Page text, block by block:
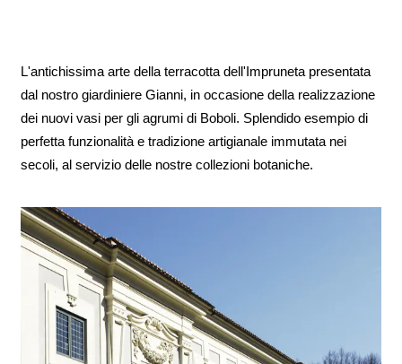
L'antichissima arte della terracotta dell'Impruneta presentata
dal nostro giardiniere Gianni, in occasione della realizzazione
dei nuovi vasi per gli agrumi di Boboli. Splendido esempio di
perfetta funzionalità e tradizione artigianale immutata nei
secoli, al servizio delle nostre collezioni botaniche.